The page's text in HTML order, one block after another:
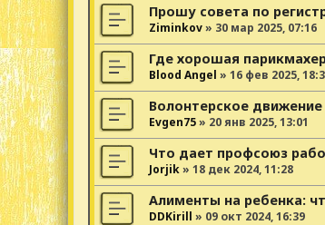
Прошу совета по
Ziminkov» 30 мар 2025, 07:16
Где хорошая
Blood Angel » 16 фев 2025,
Волонтерское
Evgen75» 20 янв 2025, 13:01
Что дает профсоюз
Jorjik» 18 дек 2024, 11:28
Алименты на ребенка:
DDKirill » 09 окт 2024, 16:39